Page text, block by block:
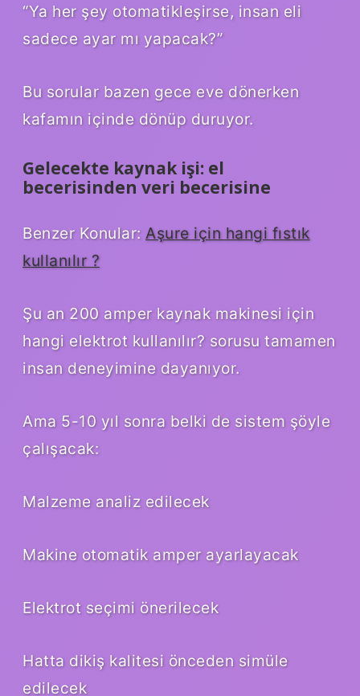
“Ya her şey otomatikleşirse, insan eli
sadece ayar mı yapacak?”
Bu sorular bazen gece eve dönerken
kafamın içinde dönüp duruyor.
Gelecekte kaynak işi: el
becerisinden veri becerisine
Benzer Konular: Aşure için hangi fıstık
kullanılır ?
Şu an 200 amper kaynak makinesi için
hangi elektrot kullanılır? sorusu tamamen
insan deneyimine dayanıyor.
Ama 5-10 yıl sonra belki de sistem şöyle
çalışacak:
Malzeme analiz edilecek
Makine otomatik amper ayarlayacak
Elektrot seçimi önerilecek
Hatta dikiş kalitesi önceden simüle
edilecek